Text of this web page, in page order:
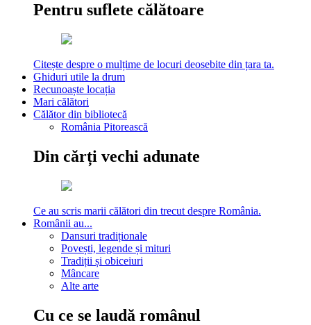
Pentru suflete călătoare
Citește despre o mulțime de locuri deosebite din țara ta.
Ghiduri utile la drum
Recunoaște locația
Mari călători
Călător din bibliotecă
România Pitorească
Din cărți vechi adunate
Ce au scris marii călători din trecut despre România.
Românii au...
Dansuri tradiționale
Povești, legende și mituri
Tradiții și obiceiuri
Mâncare
Alte arte
Cu ce se laudă românul